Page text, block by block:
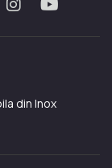
din Inox